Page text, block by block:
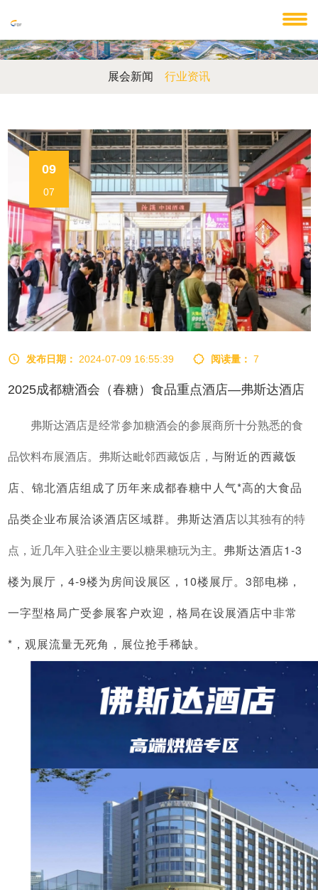
展会新闻 行业资讯
09
07
发布日期： 2024-07-09 16:55:39 阅读量： 7
2025成都糖酒会（春糖）食品重点酒店—弗斯达酒店
弗斯达酒店是经常参加糖酒会的参展商所十分熟悉的食
品饮料布展酒店。弗斯达毗邻西藏饭店， 与附近的西藏饭
店、锦北酒店组成了历年来成都春糖中人气*高的大食品
品类企业布展洽谈酒店区域群。
弗斯达酒店 以其独有的特
点，近几年入驻企业主要以糖果糖玩为主。 弗斯达酒店1-3
楼为展厅，4-9楼为房间设展区，10楼展厅。3部电梯，
一字型格局广受参展客户欢迎，格局在设展酒店中非常
*，观展流量无死角，展位抢手稀缺。